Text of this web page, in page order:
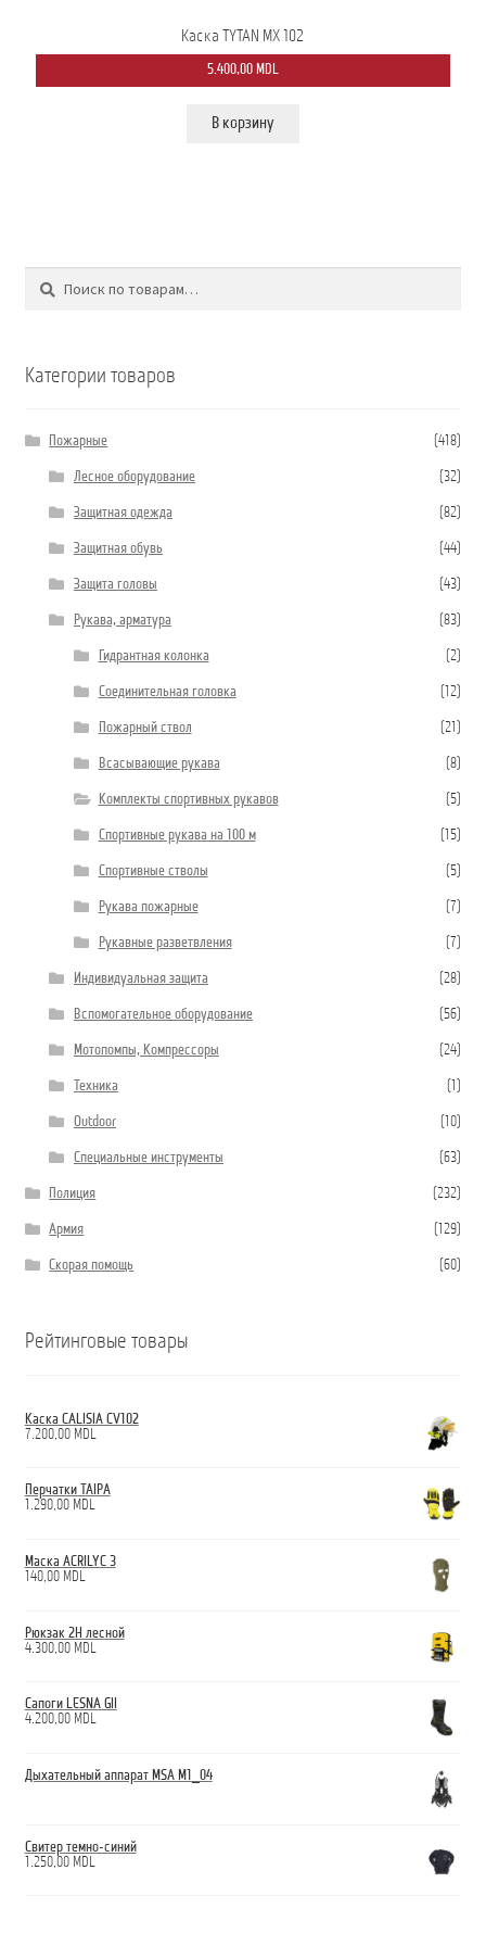
Каска TYTAN MX 102
5.400,00 MDL
В корзину
Искать:
Поиск
Категории товаров
Пожарные (418)
Лесное оборудование (32)
Защитная одежда (82)
Защитная обувь (44)
Защита головы (43)
Рукава, арматура (83)
Гидрантная колонка (2)
Соединительная головка (12)
Пожарный ствол (21)
Всасывающие рукава (8)
Комплекты спортивных рукавов (5)
Спортивные рукава на 100 м (15)
Спортивные стволы (5)
Рукава пожарные (7)
Рукавные разветвления (7)
Индивидуальная защита (28)
Вспомогательное оборудование (56)
Мотопомпы, Компрессоры (24)
Техника (1)
Outdoor (10)
Специальные инструменты (63)
Полиция (232)
Армия (129)
Скорая помощь (60)
Рейтинговые товары
Каска CALISIA CV102
7.200,00 MDL
Перчатки TAIPA
1.290,00 MDL
Маска ACRILYC 3
140,00 MDL
Рюкзак 2H лесной
4.300,00 MDL
Сапоги LESNA GII
4.200,00 MDL
Дыхательный аппарат MSA M1_04
Свитер темно-синий
1.250,00 MDL